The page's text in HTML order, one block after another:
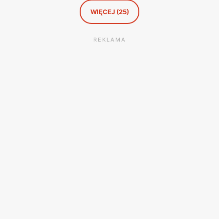
WIĘCEJ (25)
REKLAMA